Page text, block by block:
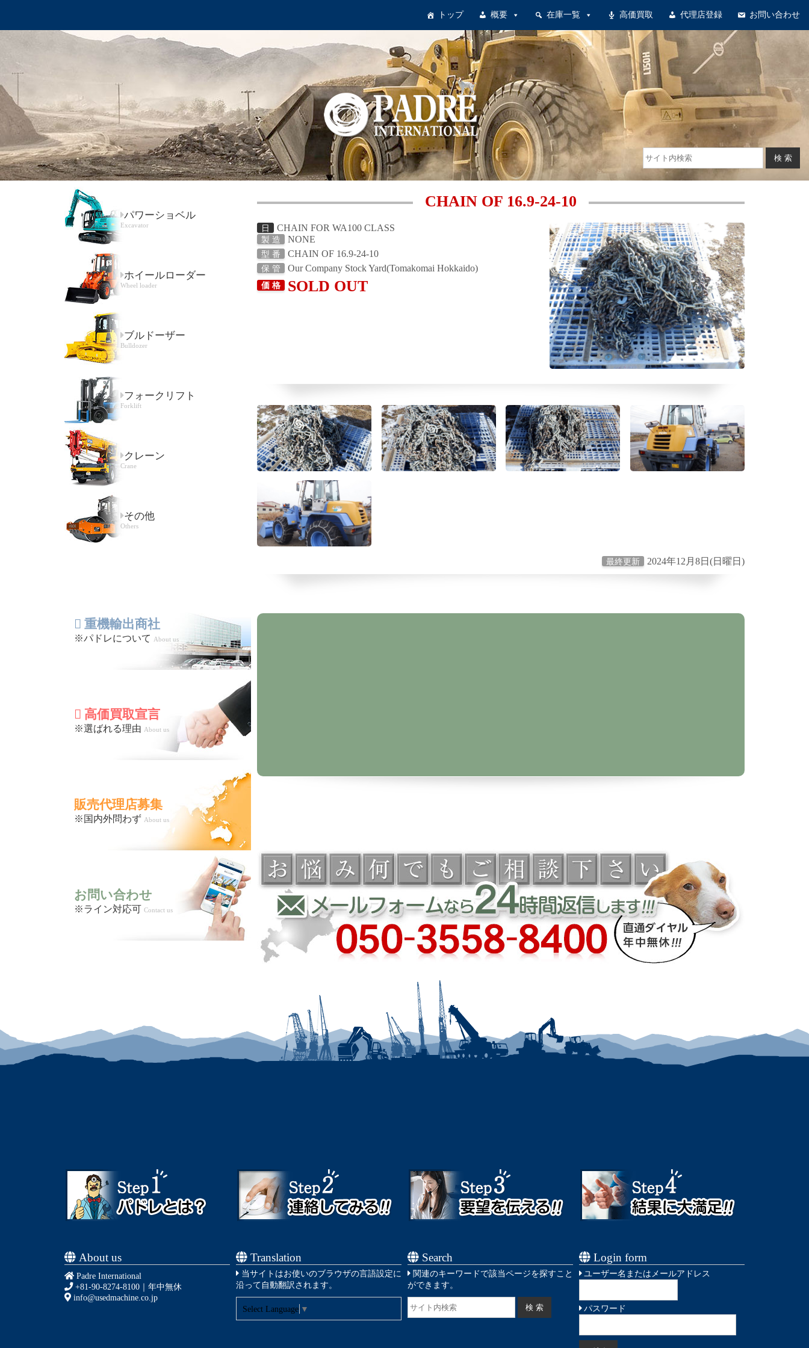
トップ 概要 在庫一覧 高価買取 代理店登録 お問い合わせ
パワーショベル
Excavator
ホイールローダー
Wheel loader
ブルドーザー
Bulldozer
フォークリフト
Forklift
クレーン
Crane
その他
Others
CHAIN OF 16.9-24-10
日 CHAIN FOR WA100 CLASS
製 造 NONE
型 番 CHAIN OF 16.9-24-10
保 管 Our Company Stock Yard(Tomakomai Hokkaido)
価 格 SOLD OUT
最終更新 2024年12月8日(日曜日)
重機輸出商社
※パドレについて About us
高価買取宣言
※選ばれる理由 About us
販売代理店募集
※国内外問わず About us
お問い合わせ
※ライン対応可 Contact us
About us
Padre International
+81-90-8274-8100 ｜年中無休
info@usedmachine.co.jp
Translation
当サイトはお使いのブラウザの言語設定に
沿って自動翻訳されます。
Select Language ▼
Search
関連のキーワードで該当ページを探すこと
ができます。
Login form
ユーザー名またはメールアドレス
パスワード